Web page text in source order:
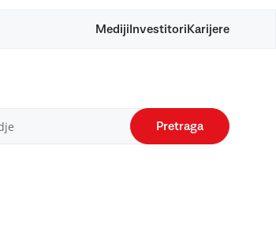
Mediji Investitori Karijere
Pretraga